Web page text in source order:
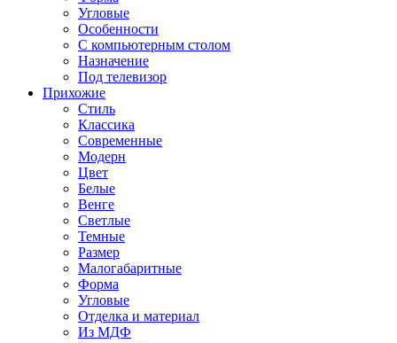
Угловые
Особенности
С компьютерным столом
Назначение
Под телевизор
Прихожие
Стиль
Классика
Современные
Модерн
Цвет
Белые
Венге
Светлые
Темные
Размер
Малогабаритные
Форма
Угловые
Отделка и материал
Из МДФ